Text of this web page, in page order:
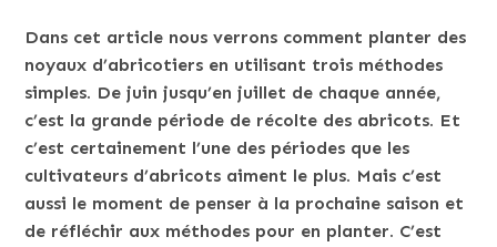
Dans cet article nous verrons comment planter des
noyaux d’abricotiers en utilisant trois méthodes
simples. De juin jusqu’en juillet de chaque année,
c’est la grande période de récolte des abricots. Et
c’est certainement l’une des périodes que les
cultivateurs d’abricots aiment le plus. Mais c’est
aussi le moment de penser à la prochaine saison et
de réfléchir aux méthodes pour en planter. C’est